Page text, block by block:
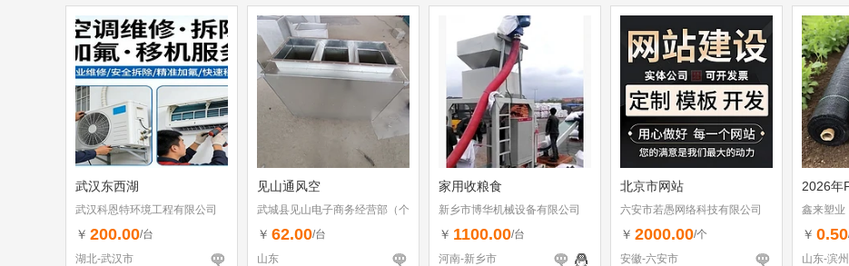
武汉东西湖
武汉科恩特环境工程有限公司
￥ 200.00/台
湖北-武汉市
见山通风空
武城县见山电子商务经营部（个
体工商户）
￥ 62.00/台
山东
家用收粮食
新乡市博华机械设备有限公司
￥ 1100.00/台
河南-新乡市
北京市网站
六安市若愚网络科技有限公司
￥ 2000.00/个
安徽-六安市
2026年
鑫来塑业
￥ 0.50
山东-滨